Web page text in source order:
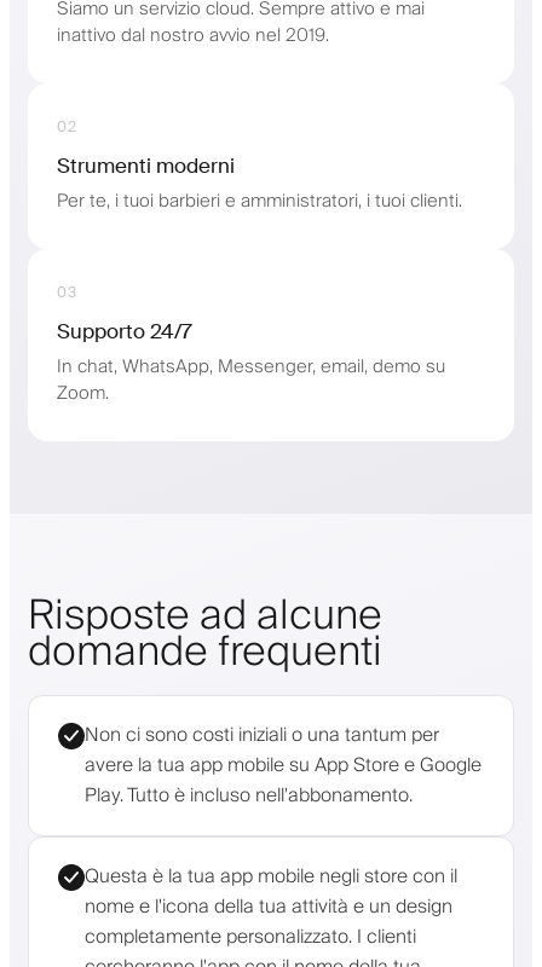
Siamo un servizio cloud. Sempre attivo e mai
inattivo dal nostro avvio nel 2019.
02
Strumenti moderni
Per te, i tuoi barbieri e amministratori, i tuoi clienti.
03
Supporto 24/7
In chat, WhatsApp, Messenger, email, demo su
Zoom.
Risposte ad alcune
domande frequenti
Non ci sono costi iniziali o una tantum per
avere la tua app mobile su App Store e Google
Play. Tutto è incluso nell'abbonamento.
Questa è la tua app mobile negli store con il
nome e l'icona della tua attività e un design
completamente personalizzato. I clienti